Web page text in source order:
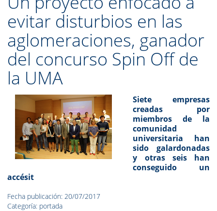
evitar disturbios en las
aglomeraciones, ganador
del concurso Spin Off de
la UMA
Siete empresas
creadas por
miembros de la
comunidad
universitaria han
sido galardonadas
y otras seis han
conseguido un
accésit
Fecha publicación: 20/07/2017
Categoría: portada